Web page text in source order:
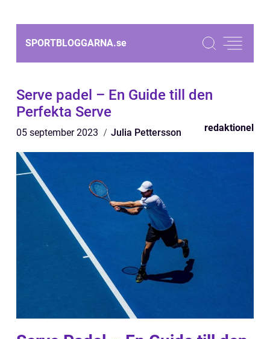
SPORTBLOGGARNA.se
Serve padel – En Guide till den
Perfekta Serve
05 september 2023 Julia Pettersson redaktionel